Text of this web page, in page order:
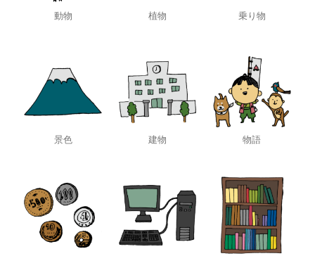
動物 植物 乗り物
景色 建物 物語